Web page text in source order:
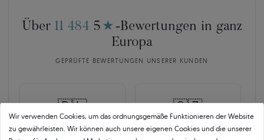
Über 11 484 5 ★ -Bewertungen in ganz
Europa
GEPRÜFTE BEWERTUNGEN UNSERER KUNDEN
🇵🇱 🇨🇿
Wir verwenden Cookies, um das ordnungsgemäße Funktionieren der Website
zu gewährleisten. Wir können auch unsere eigenen Cookies und die unserer